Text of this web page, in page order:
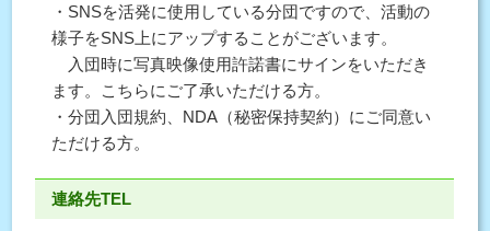
・SNSを活発に使用している分団ですので、活動の
様子をSNS上にアップすることがございます。
入団時に写真映像使用許諾書にサインをいただき
ます。こちらにご了承いただける方。
・分団入団規約、NDA（秘密保持契約）にご同意い
ただける方。
連絡先TEL